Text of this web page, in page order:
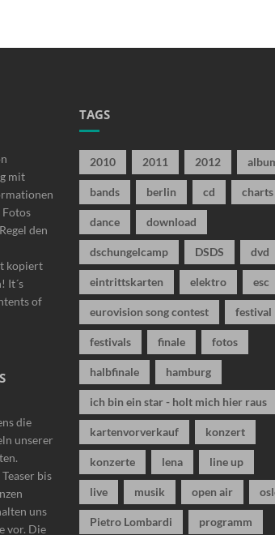
mit
den
kopiert
It´s
of
die
unserer
bis
uns
vor. Die
TAGS
2010 2011 2012
bands berlin cd charts
dance download
dschungelcamp DSDS dvd
eintrittskarten elektro esc
eurovision song contest festival
festivals finale fotos
halbfinale hamburg
ich bin ein star - holt mich hier raus
kartenvorverkauf konzert
konzerte lena line up
live musik open air
Pietro Lombardi programm